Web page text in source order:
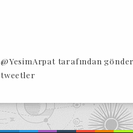
@YesimArpat tarafından
tweetler